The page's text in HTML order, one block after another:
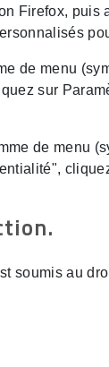
Firefox,
de menu
sur
de menu
soumis au